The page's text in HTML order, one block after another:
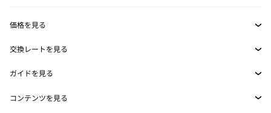
MetaMask Connect
Snaps
Web3サービス
セキュリティ
サポート
価格を見る
イーサリアムの価格
Solanaの価格
交換レートを見る
ETH→USD
USDT→INR
ガイドを見る
ETHの購入
コンテンツを見る